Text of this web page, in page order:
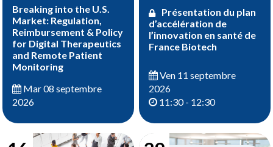
Breaking into the U.S.
Market: Regulation,
Reimbursement & Policy
for Digital Therapeutics
and Remote Patient
Monitoring
Mar 08 septembre
2026
Présentation du plan
d’accélération de
l’innovation en santé de
France Biotech
Ven 11 septembre
2026
11:30 - 12:30